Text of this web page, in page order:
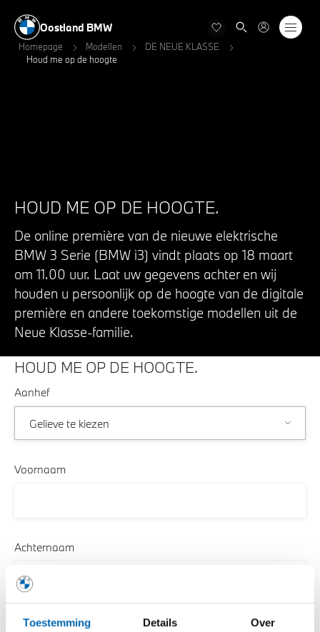
Toestemming Details Over
Oostland BMW
Homepage Modellen
DE NEUE KLASSE
Houd me op de hoogte
HOUD ME OP DE HOOGTE.
De online première van de nieuwe elektrische
BMW 3 Serie (BMW i3) vindt plaats op 18 maart
om 11.00 uur. Laat uw gegevens achter en wij
houden u persoonlijk op de hoogte van de digitale
première en andere toekomstige modellen uit de
Neue Klasse-familie.
HOUD ME OP DE HOOGTE.
Aanhef
Voornaam
Achternaam
Telefoonnummer